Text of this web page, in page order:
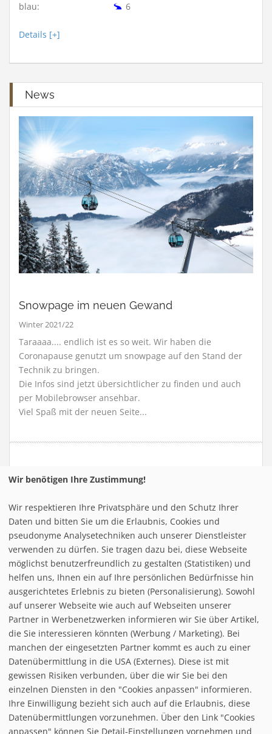
blau:
6
Details [+]
News
Snowpage im neuen Gewand
Winter 2021/22
Taraaaa.... endlich ist es so weit. Wir haben die
Coronapause genutzt um snowpage auf den Stand der
Technik zu bringen.
Die Infos sind jetzt übersichtlicher zu finden und auch
per Mobilebrowser ansehbar.
Viel Spaß mit der neuen Seite...
Liberec - neue Piste mit Nachtski
Was neues in Sachen Nachtskiing zur Freude derer, die
früher gerne Waltersdorf im Zittauer Gebirge dafür
genutzt haben. Am Jeschken in Liberec ist eine neue
Piste entstanden, die beleuchtet ist. Somit stehen ab
diesen Winter 1,5km Nachskipiste + der alten am
Schlepplift zur Verfügung.
Hier gibts die Infos
Schönste Spots für deine nächste Reise
follow us on facebook
Wir benötigen Ihre Zustimmung!
Wir respektieren Ihre Privatsphäre und den Schutz Ihrer
Daten und bitten Sie um die Erlaubnis, Cookies und
pseudonyme Analysetechniken auch unserer Dienstleister
verwenden zu dürfen. Sie tragen dazu bei, diese Webseite
möglichst benutzerfreundlich zu gestalten (Statistiken) und
helfen uns, Ihnen ein auf Ihre persönlichen Bedürfnisse hin
ausgerichtetes Erlebnis zu bieten (Personalisierung). Sowohl
auf unserer Webseite wie auch auf Webseiten unserer
Partner in Werbenetzwerken informieren wir Sie über Artikel,
die Sie interessieren könnten (Werbung / Marketing). Bei
manchen der eingesetzten Partner kommt es auch zu einer
Datenübermittlung in die USA (Externes). Diese ist mit
gewissen Risiken verbunden, über die wir Sie bei den
einzelnen Diensten in den "Cookies anpassen" informieren.
Ihre Einwilligung bezieht sich auch auf die Erlaubnis, diese
Datenübermittlungen vorzunehmen. Über den Link "Cookies
anpassen" können Sie Detail-Einstellungen vornehmen und